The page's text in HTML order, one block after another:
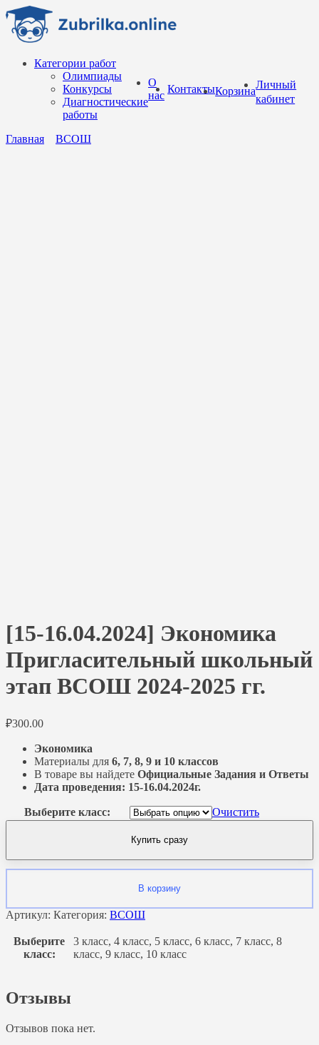
Перейти
содержанию
Категории работ
Олимпиады
Конкурсы
Диагностические
работы
О
нас
КонтактыКорзина
Личный
кабинет
Главная ВСОШ
[15-16.04.2024] Экономика
Пригласительный школьный
этап ВСОШ 2024-2025 гг.
₽300.00
Экономика
Материалы для 6, 7, 8, 9 и 10 классов
В товаре вы найдете Официальные Задания и Ответы
Дата проведения: 15-16.04.2024г.
Выберите класс: Очистить
Купить сразу
В корзину
Артикул: Категория: ВСОШ
Выберите
класс:
3 класс, 4 класс, 5 класс, 6 класс, 7 класс, 8
класс, 9 класс, 10 класс
Отзывы
Отзывов пока нет.